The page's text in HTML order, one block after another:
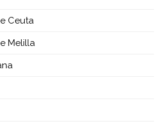
Ceuta
Melilla